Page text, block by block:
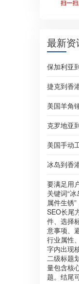
最新资
保加利亚
捷克到香
美国羊角
克罗地亚
美国手动
冰岛到香
要满足用
关键词“
属件生锈
SEO长尾
件、选择
意事项、
行业属性
字内出现
二级标题
量包含核
题。结尾